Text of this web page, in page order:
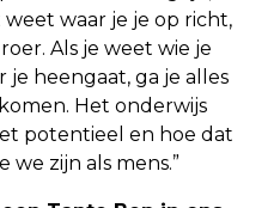
weet waar je je op richt,
Als je weet wie je
je heengaat, ga je alles
Het onderwijs
potentieel en hoe dat
we zijn als mens.”